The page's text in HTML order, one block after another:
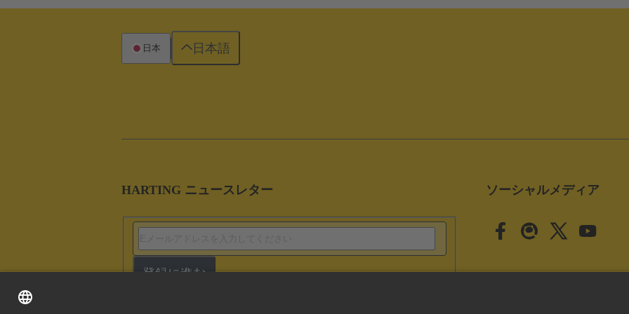
HARTING ニュースレター
登録に進む
ソーシャルメディア
日本 日本語